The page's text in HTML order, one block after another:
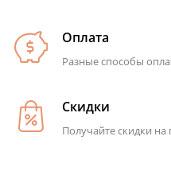
Оплата
Разные способы
Скидки
Получайте скидки на